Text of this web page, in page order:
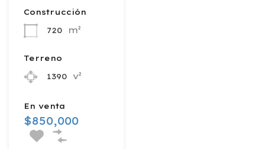
Construcción
720
m²
Terreno
1390
v²
En venta
$850,000